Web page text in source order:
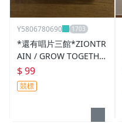
Y5806780690
*還有唱片三館*ZIONTR
AIN / GROW TOGETHE
R 二手 YY1089 (需競標)
$ 99
競標